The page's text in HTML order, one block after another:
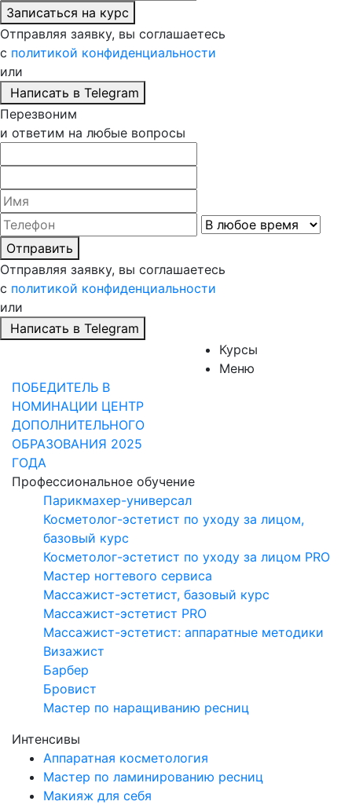
Записаться на курс
Отправляя заявку, вы соглашаетесь
с политикой конфиденциальности
или
Написать в Telegram
Перезвоним
и ответим на любые вопросы
Отправить
Отправляя заявку, вы соглашаетесь
с политикой конфиденциальности
или
Написать в Telegram
ПОБЕДИТЕЛЬ В
НОМИНАЦИИ ЦЕНТР
ДОПОЛНИТЕЛЬНОГО
ОБРАЗОВАНИЯ 2025
ГОДА
Курсы
Меню
Профессиональное обучение
Парикмахер-универсал
Косметолог-эстетист по уходу за лицом,
базовый курс
Косметолог-эстетист по уходу за лицом PRO
Мастер ногтевого сервиса
Массажист-эстетист, базовый курс
Массажист-эстетист PRO
Массажист-эстетист: аппаратные методики
Визажист
Барбер
Бровист
Мастер по наращиванию ресниц
Интенсивы
Аппаратная косметология
Мастер по ламинированию ресниц
Макияж для себя